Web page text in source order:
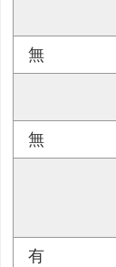
無
無
有